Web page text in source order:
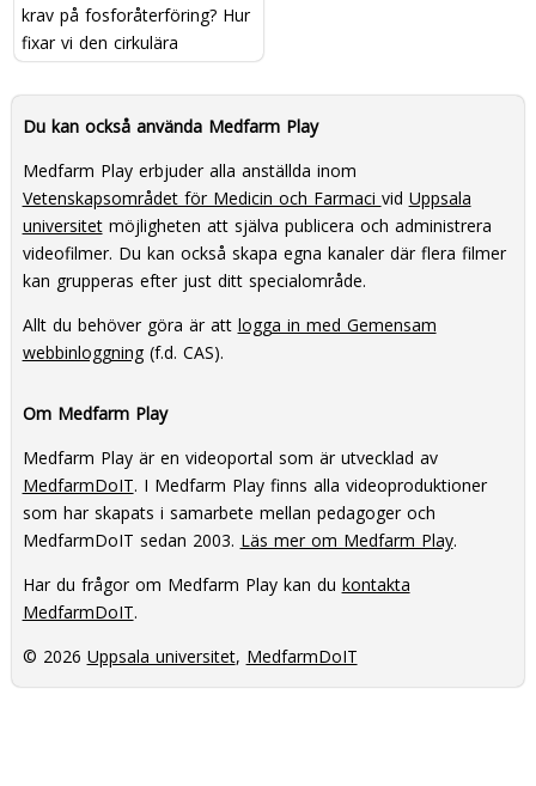
krav på fosforåterföring? Hur
fixar vi den cirkulära
ekonomin i Sverige?
Du kan också använda Medfarm Play
Medfarm Play erbjuder alla anställda inom
Vetenskapsområdet för Medicin och Farmaci vid Uppsala
universitetmöjligheten att själva publicera och administrera
videofilmer. Du kan också skapa egna kanaler där flera filmer
kan grupperas efter just ditt specialområde.
Allt du behöver göra är att logga in med Gemensam
webbinloggning(f.d. CAS).
Om Medfarm Play
Medfarm Play är en videoportal som är utvecklad av
MedfarmDoIT. I Medfarm Play finns alla videoproduktioner
som har skapats i samarbete mellan pedagoger och
MedfarmDoIT sedan 2003. Läs mer om Medfarm Play.
Har du frågor om Medfarm Play kan du kontakta
MedfarmDoIT.
© 2026 Uppsala universitet, MedfarmDoIT